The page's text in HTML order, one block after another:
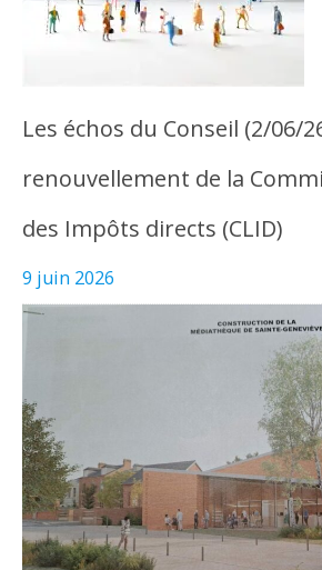
Les échos du Conseil (2/06/
renouvellement de la
des Impôts directs (CLID)
9 juin 2026